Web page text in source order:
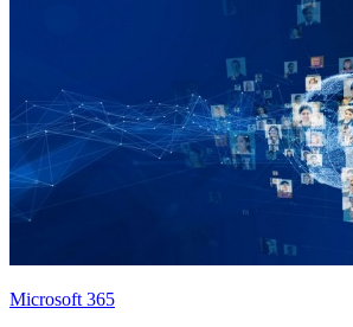
Microsoft 365